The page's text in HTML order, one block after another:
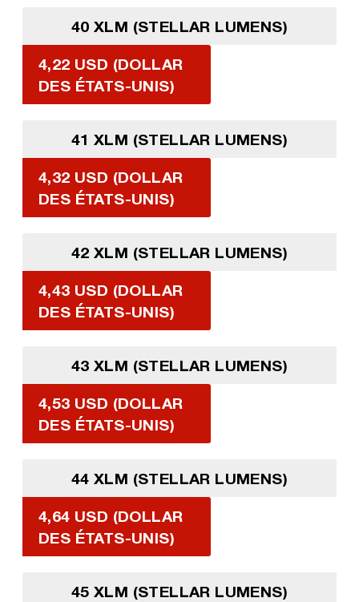
40 XLM (STELLAR LUMENS)
4,22 USD (DOLLAR
DES ÉTATS-UNIS)
41 XLM (STELLAR LUMENS)
4,32 USD (DOLLAR
DES ÉTATS-UNIS)
42 XLM (STELLAR LUMENS)
4,43 USD (DOLLAR
DES ÉTATS-UNIS)
43 XLM (STELLAR LUMENS)
4,53 USD (DOLLAR
DES ÉTATS-UNIS)
44 XLM (STELLAR LUMENS)
4,64 USD (DOLLAR
DES ÉTATS-UNIS)
45 XLM (STELLAR LUMENS)